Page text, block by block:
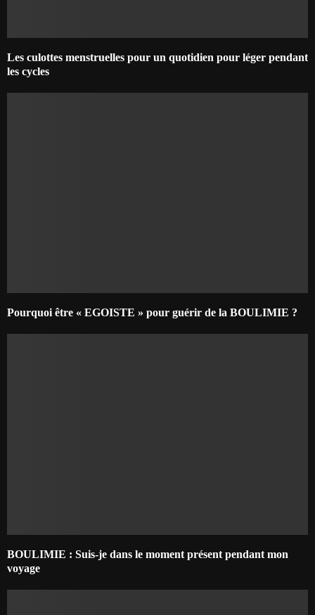
Les culottes menstruelles pour un quotidien pour léger pendant
les cycles
Pourquoi être « EGOISTE » pour guérir de la BOULIMIE ?
BOULIMIE : Suis-je dans le moment présent pendant mon
voyage